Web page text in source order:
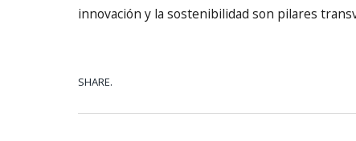
innovación y la sostenibilidad son pilares
SHARE.